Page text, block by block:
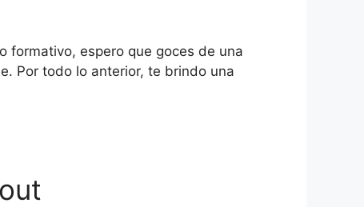
formativo, espero que goces de una
Por todo lo anterior, te brindo una